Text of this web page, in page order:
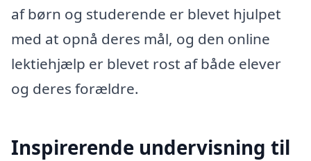
af børn og studerende er blevet hjulpet
med at opnå deres mål, og den online
lektiehjælp er blevet rost af både elever
og deres forældre.
Inspirerende undervisning til